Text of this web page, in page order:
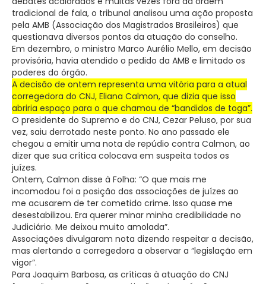
tradicional de fala, o tribunal analisou uma ação proposta
pela AMB (Associação dos Magistrados Brasileiros) que
questionava diversos pontos da atuação do conselho.
Em dezembro, o ministro Marco Aurélio Mello, em decisão
provisória, havia atendido o pedido da AMB e limitado os
poderes do órgão.
A decisão de ontem representa uma vitória para a atual
corregedora do CNJ, Eliana Calmon, que dizia que isso
abriria espaço para o que chamou de “bandidos de toga”.
O presidente do Supremo e do CNJ, Cezar Peluso, por sua
vez, saiu derrotado neste ponto. No ano passado ele
chegou a emitir uma nota de repúdio contra Calmon, ao
dizer que sua crítica colocava em suspeita todos os
juízes.
Ontem, Calmon disse à Folha: “O que mais me
incomodou foi a posição das associações de juízes ao
me acusarem de ter cometido crime. Isso quase me
desestabilizou. Era querer minar minha credibilidade no
Judiciário. Me deixou muito amolada”.
Associações divulgaram nota dizendo respeitar a decisão,
mas alertando a corregedora a observar a “legislação em
vigor”.
Para Joaquim Barbosa, as críticas à atuação do CNJ